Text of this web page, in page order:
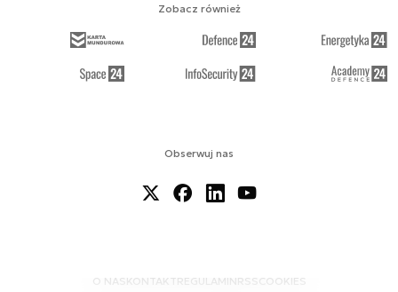
Obserwuj nas
O NAS KONTAKTREGULAMINRSS COOKIES
Zobacz również